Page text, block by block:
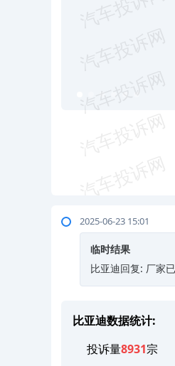
2025-06-23 15:01
临时结果
比亚迪回复: 厂家
比亚迪数据统计:
投诉量8931宗